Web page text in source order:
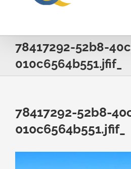
78417292-52b8-
010c6564b551.jfif_
78417292-52b8-
010c6564b551.jfif_